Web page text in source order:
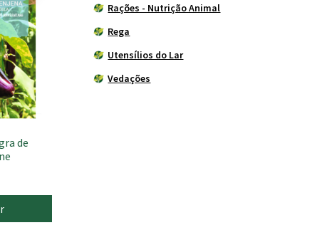
de
Rações - Nutrição Animal
Rega
Utensílios do Lar
Vedações